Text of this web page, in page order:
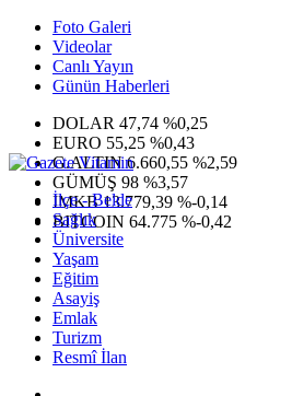
Foto Galeri
Videolar
Canlı Yayın
Günün Haberleri
DOLAR 47,74 %0,25
EURO 55,25 %0,43
G.ALTIN6.660,55 %2,59
GÜMÜŞ 98 %3,57
IMKB13.779,39 %-0,14
BITCOIN 64.775 %-0,42
İlçe - Belde
Sağlık
Üniversite
Yaşam
Eğitim
Asayiş
Emlak
Turizm
Resmî İlan